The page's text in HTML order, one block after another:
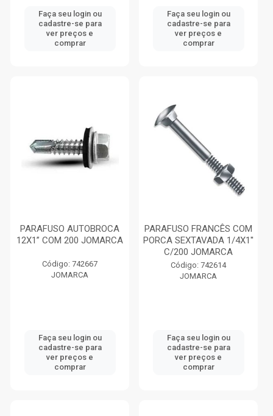
Faça seu login ou
cadastre-se para
ver preços e
comprar
Faça seu login ou
cadastre-se para
ver preços e
comprar
PARAFUSO AUTOBROCA
12X1” COM 200 JOMARCA
Código: 742667
JOMARCA
Faça seu login ou
cadastre-se para
ver preços e
comprar
PARAFUSO FRANCÊS COM
PORCA SEXTAVADA 1/4X1''
C/200 JOMARCA
Código: 742614
JOMARCA
Faça seu login ou
cadastre-se para
ver preços e
comprar